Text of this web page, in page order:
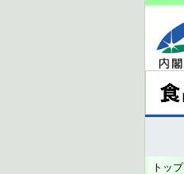
トップ